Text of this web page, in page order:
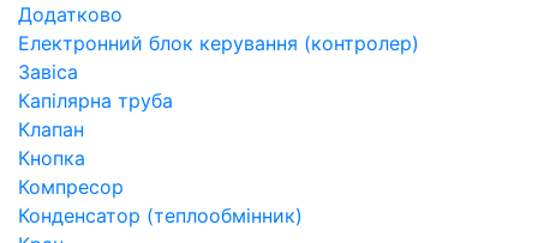
Додатково
Електронний блок керування (контролер)
Завіса
Капілярна труба
Клапан
Кнопка
Компресор
Конденсатор (теплообмінник)